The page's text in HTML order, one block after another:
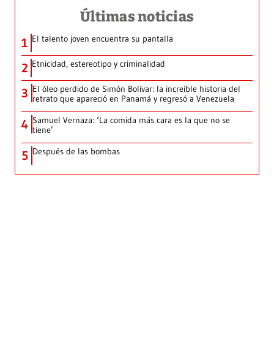
Últimas noticias
1 El talento joven encuentra su pantalla​
2 Etnicidad, estereotipo y criminalidad
3 El óleo perdido de Simón Bolívar: la increíble historia del
retrato que apareció en Panamá y regresó a Venezuela
4 Samuel Vernaza: ‘La comida más cara es la que no se
tiene’
5 Después de las bombas